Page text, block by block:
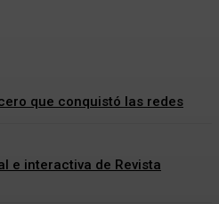
que conquistó las redes
e interactiva de Revista